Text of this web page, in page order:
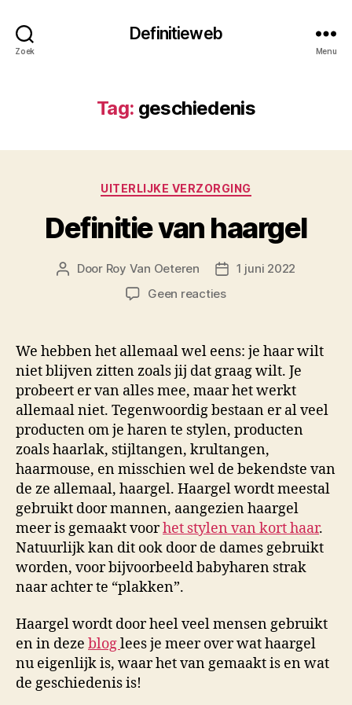
Zoek
Definitieweb
Menu
Tag: geschiedenis
Categorieën
UITERLIJKE VERZORGING
Definitie van haargel
Berichtauteur
Door Roy Van Oeteren Berichtdatum
1 juni 2022
Geen reactiesop
haargel
We hebben het allemaal wel eens: je haar wilt
niet blijven zitten zoals jij dat graag wilt. Je
probeert er van alles mee, maar het werkt
allemaal niet. Tegenwoordig bestaan er al veel
producten om je haren te stylen, producten
zoals haarlak, stijltangen, krultangen,
haarmouse, en misschien wel de bekendste van
de ze allemaal, haargel. Haargel wordt meestal
gebruikt door mannen, aangezien haargel
meer is gemaakt voorhet stylen van kort haar.
Natuurlijk kan dit ook door de dames gebruikt
worden, voor bijvoorbeeld babyharen strak
naar achter te “plakken”.
Haargel wordt door heel veel mensen gebruikt
en in deze bloglees je meer over wat haargel
nu eigenlijk is, waar het van gemaakt is en wat
de geschiedenis is!